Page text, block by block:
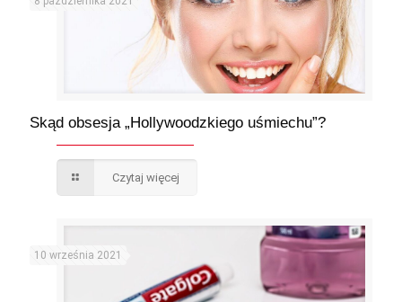
Skąd obsesja „Hollywoodzkiego uśmiechu”?
Czytaj więcej
10 września 2021